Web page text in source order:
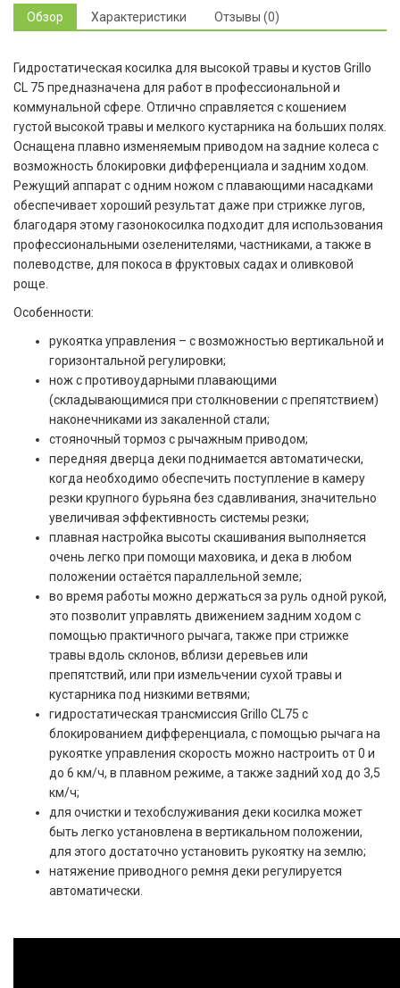
Обзор Характеристики Отзывы (0)
Гидростатическая косилка для высокой травы и кустов Grillo
CL 75 предназначена для работ в профессиональной и
коммунальной сфере. Отлично справляется с кошением
густой высокой травы и мелкого кустарника на больших полях.
Оснащена плавно изменяемым приводом на задние колеса с
возможность блокировки дифференциала и задним ходом.
Режущий аппарат с одним ножом с плавающими насадками
обеспечивает хороший результат даже при стрижке лугов,
благодаря этому газонокосилка подходит для использования
профессиональными озеленителями, частниками, а также в
полеводстве, для покоса в фруктовых садах и оливковой
роще.
Особенности:
рукоятка управления – с возможностью вертикальной и
горизонтальной регулировки;
нож с противоударными плавающими
(складывающимися при столкновении с препятствием)
наконечниками из закаленной стали;
стояночный тормоз с рычажным приводом;
передняя дверца деки поднимается автоматически,
когда необходимо обеспечить поступление в камеру
резки крупного бурьяна без сдавливания, значительно
увеличивая эффективность системы резки;
плавная настройка высоты скашивания выполняется
очень легко при помощи маховика, и дека в любом
положении остаётся параллельной земле;
во время работы можно держаться за руль одной рукой,
это позволит управлять движением задним ходом с
помощью практичного рычага, также при стрижке
травы вдоль склонов, вблизи деревьев или
препятствий, или при измельчении сухой травы и
кустарника под низкими ветвями;
гидростатическая трансмиссия Grillo CL75 с
блокированием дифференциала, с помощью рычага на
рукоятке управления скорость можно настроить от 0 и
до 6 км/ч, в плавном режиме, а также задний ход до 3,5
км/ч;
для очистки и техобслуживания деки косилка может
быть легко установлена в вертикальном положении,
для этого достаточно установить рукоятку на землю;
натяжение приводного ремня деки регулируется
автоматически.